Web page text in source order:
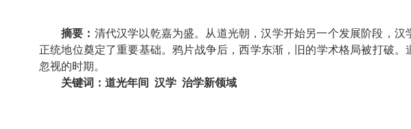
摘要： 清代汉学以乾嘉为盛。从道光朝，汉学开始另一个发展阶段，
正统地位奠定了重要基础。鸦片战争后，西学东渐，旧的学术格局被打破
忽视的时期。
关键词：道光年间 汉学 治学新领域